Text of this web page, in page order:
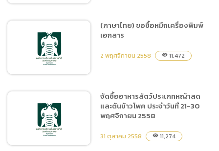
จัดจ้างบริการกำจัดปลวก
(ภาษาไทย) ขอซื้อหมึก
เครื่องพิมพ์เอกสาร
(ภาษาไทย) ขอซื้อหมึกเครื่องพิมพ์
เอกสาร
2 พฤศจิกายน 2558 visibility 11,472
จัดซื้ออาหารสัตว์ประเภทหญ้าสด
และต้นข้าวโพค ประจำวันที่ 21-30
พฤศจิกายน 2558
31 ตุลาคม 2558 visibility 11,274